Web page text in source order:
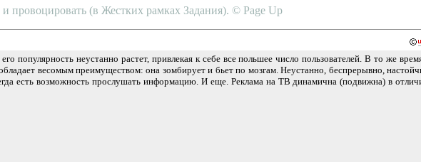
и провоцировать (в Жестких рамках Задания). © Page Up
популярность неустанно растет, привлекая к себе все польшее число пользователей. В то же
весомым преимуществом: она зомбирует и бьет по мозгам. Неустанно, беспрерывно,
есть возможность прослушать информацию. И еще. Реклама на ТВ динамична (подвижна) в